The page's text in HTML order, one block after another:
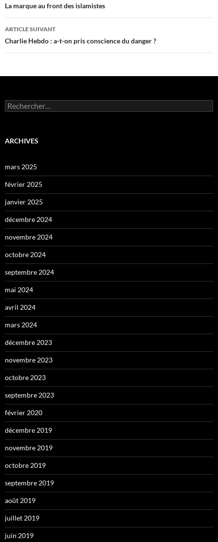
des
articles
La marque au front des islamistes
ARTICLE SUIVANT
Charlie Hebdo : a-t-on pris conscience du danger ?
Rechercher :
ARCHIVES
mars 2025
février 2025
janvier 2025
décembre 2024
novembre 2024
octobre 2024
septembre 2024
mai 2024
avril 2024
mars 2024
décembre 2023
novembre 2023
octobre 2023
septembre 2023
février 2020
décembre 2019
novembre 2019
octobre 2019
septembre 2019
août 2019
juillet 2019
juin 2019